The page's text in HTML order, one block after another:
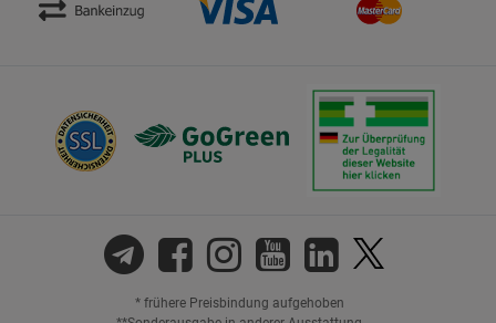
* frühere Preisbindung aufgehoben